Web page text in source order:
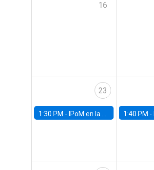
16
23
1:30 PM - IPoM en la Facultad 1:40 PM -